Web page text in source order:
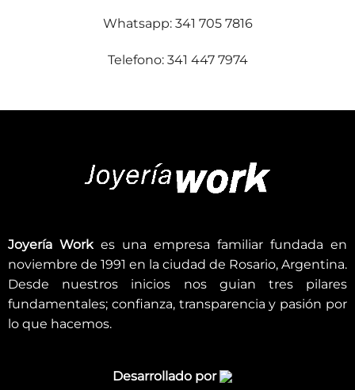
Whatsapp: 341 705 7816
Telefono: 341 447 7974
Joyería Workes una empresa familiar fundada en
noviembre de 1991 en la ciudad de Rosario, Argentina.
Desde nuestros inicios nos guian tres pilares
fundamentales; confianza, transparencia y pasión por
lo que hacemos.
Desarrollado por